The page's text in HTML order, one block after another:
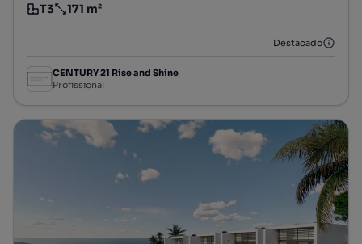
Tipologia
T3
Preço por metro quadrado
171 m²
Destacado
CENTURY 21 Rise and Shine
Profissional